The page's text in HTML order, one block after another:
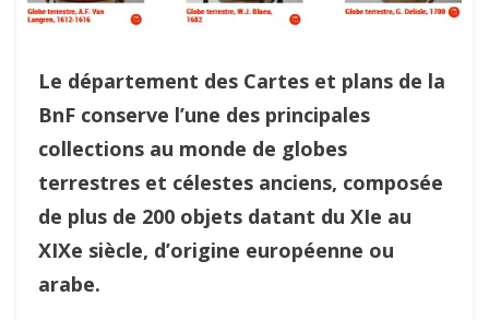
Le département des Cartes et plans de la
BnF conserve l’une des principales
collections au monde de globes
terrestres et célestes anciens, composée
de plus de 200 objets datant du XIe au
XIXe siècle, d’origine européenne ou
arabe.